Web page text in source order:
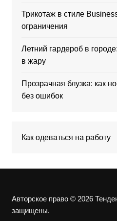
Трикотаж в стиле
ограничения
Летний гардероб в
в жару
Прозрачная блузка: как
без ошибок
Как одеваться на работу
Авторское право © 2026
защищены.